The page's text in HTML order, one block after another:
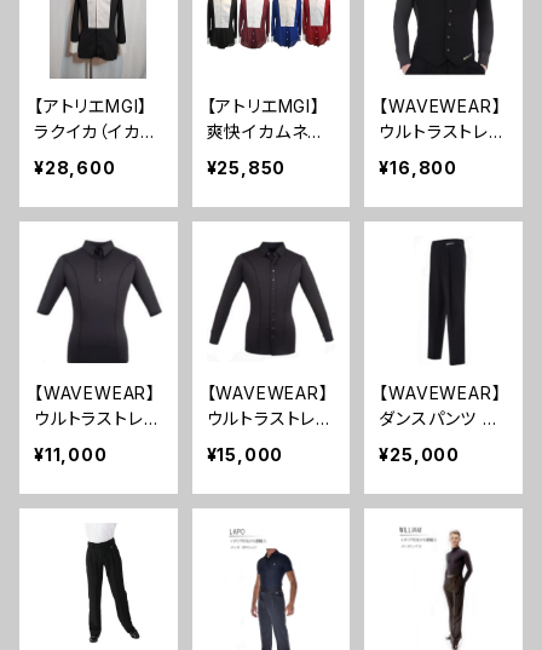
へら
【アトリエMGI】
ラクイカ（イカ胸
シャツ）超ストレ
ッチ＆パンツレス
¥28,600
【アトリエMGI】
爽快イカムネシ
ャツ
¥25,850
【WAVEWEAR】
ウルトラストレッ
チ ベスト
¥16,800
【WAVEWEAR】
ウルトラストレッ
チ ダンスポロシ
ャツ
¥11,000
【WAVEWEAR】
ウルトラストレッ
チ ダンスシャツ
¥15,000
【WAVEWEAR】
ダンスパンツ ア
ジャスター付
¥25,000